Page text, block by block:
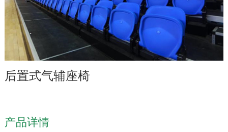
后置式气辅座椅
产品详情